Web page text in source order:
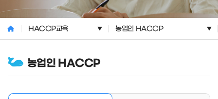
HACCP교육 농업인 HACCP
농업인 HACCP